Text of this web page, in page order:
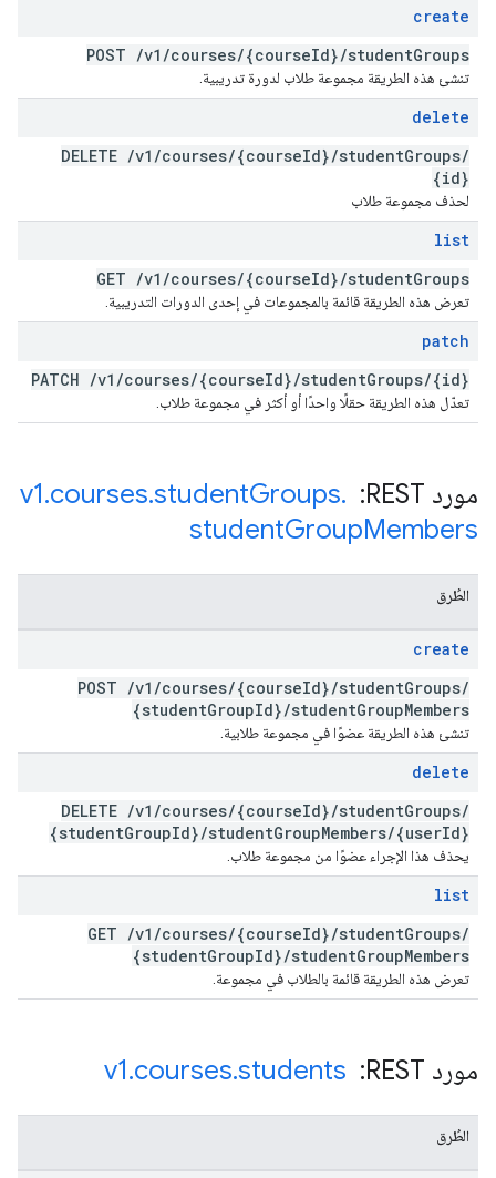
create
POST /v1 /courses/{courseId}/studentGroups
تنشئ هذه الطريقة مجموعة طلاب لدورة تدريبية.
delete
DELETE /v1 /courses/{courseId}/studentGroups/
{id}
لحذف مجموعة طلاب
list
GET /v1 /courses/{courseId}/studentGroups
تعرض هذه الطريقة قائمة بالمجموعات في إحدى الدورات التدريبية.
patch
PATCH /v1 /courses/{courseId}/studentGroups/{id}
تعدّل هذه الطريقة حقلًا واحدًا أو أكثر في مجموعة طلاب.
مورد REST: ‏ v1.courses.studentGroups.
studentGroupMembers
الطُرق
create
POST /v1 /courses/{courseId}/studentGroups/
{studentGroupId}/studentGroupMembers
تنشئ هذه الطريقة عضوًا في مجموعة طلابية.
delete
DELETE /v1 /courses/{courseId}/studentGroups/
{studentGroupId}/studentGroupMembers/{userId}
يحذف هذا الإجراء عضوًا من مجموعة طلاب.
list
GET /v1 /courses/{courseId}/studentGroups/
{studentGroupId}/studentGroupMembers
تعرض هذه الطريقة قائمة بالطلاب في مجموعة.
مورد REST: ‏ v1.courses.students
الطُرق